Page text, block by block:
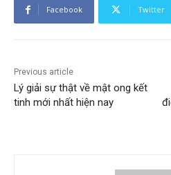
Facebook Twitter
Previous article
Lý giải sự thật về mật ong kết
tinh mới nhất hiện nay